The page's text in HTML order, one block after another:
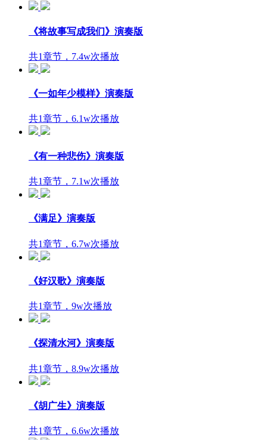
《将故事写成我们》演奏版
共1章节，7.4w次播放
《一如年少模样》演奏版
共1章节，6.1w次播放
《有一种悲伤》演奏版
共1章节，7.1w次播放
《满足》演奏版
共1章节，6.7w次播放
《好汉歌》演奏版
共1章节，9w次播放
《探清水河》演奏版
共1章节，8.9w次播放
《胡广生》演奏版
共1章节，6.6w次播放